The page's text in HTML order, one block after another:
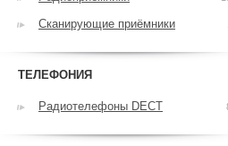
Сканирующие приёмники
ТЕЛЕФОНИЯ
Радиотелефоны DECT